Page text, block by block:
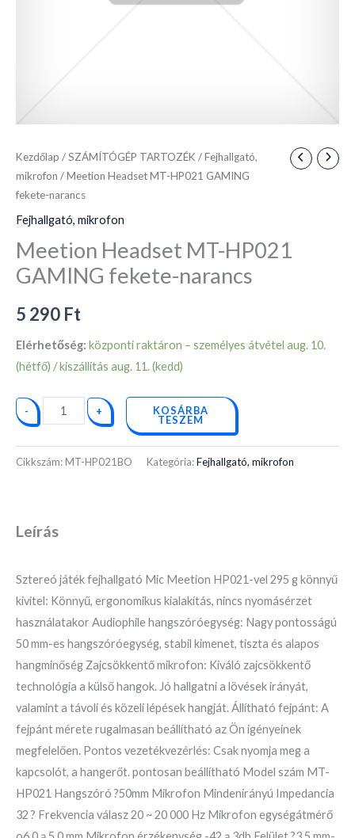
Kezdőlap /SZÁMÍTÓGÉP TARTOZÉK /Fejhallgató,
mikrofon / Meetion Headset MT-HP021 GAMING
fekete-narancs
Fejhallgató, mikrofon
Meetion Headset MT-HP021
GAMING fekete-narancs
5 290 Ft
Elérhetőség: központi raktáron – személyes átvétel aug. 10.
(hétfő) / kiszállítás aug. 11. (kedd)
- + KOSÁRBA
TESZEM
Cikkszám:MT-HP021BO Kategória:Fejhallgató, mikrofon
Leírás
Sztereó játék fejhallgató Mic Meetion HP021-vel 295 g könnyű
kivitel: Könnyű, ergonomikus kialakítás, nincs nyomásérzet
használatakor Audiophile hangszóróegység: Nagy pontosságú
50 mm-es hangszóróegység, stabil kimenet, tiszta és alapos
hangminőség Zajcsökkentő mikrofon: Kiváló zajcsökkentő
technológia a külső hangok. Jó hallgatni a lövések irányát,
valamint a távoli és közeli lépések hangját. Állítható fejpánt: A
fejpánt mérete rugalmasan beállítható az Ön igényeinek
megfelelően. Pontos vezetékvezérlés: Csak nyomja meg a
kapcsolót, a hangerőt. pontosan beállítható Model szám MT-
HP021 Hangszóró ?50mm Mikrofon Mindenirányú Impedancia
32 ? Frekvencia válasz 20 ~ 20 000 Hz Mikrofon egységátmérő